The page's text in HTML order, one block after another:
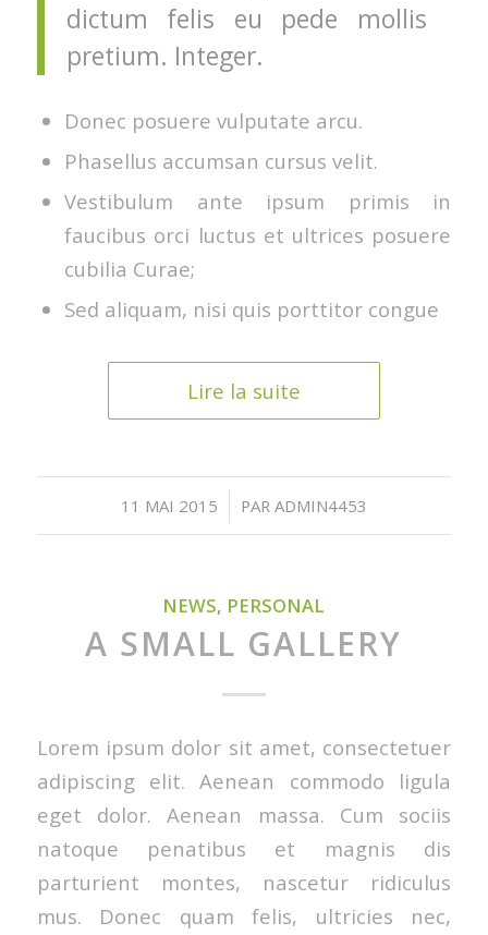
dictum felis eu pede mollis
pretium. Integer.
Donec posuere vulputate arcu.
Phasellus accumsan cursus velit.
Vestibulum ante ipsum primis in
faucibus orci luctus et ultrices posuere
cubilia Curae;
Sed aliquam, nisi quis porttitor congue
Lire la suite
11 MAI 2015
/ PAR ADMIN4453
NEWS, PERSONAL
A SMALL GALLERY
Lorem ipsum dolor sit amet, consectetuer
adipiscing elit. Aenean commodo ligula
eget dolor. Aenean massa. Cum sociis
natoque penatibus et magnis dis
parturient montes, nascetur ridiculus
mus. Donec quam felis, ultricies nec,